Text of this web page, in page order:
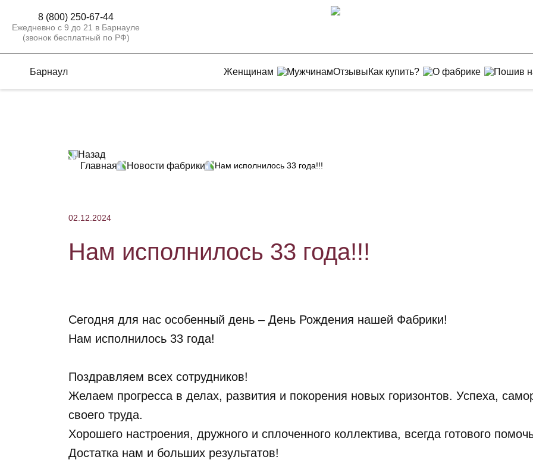
8 (800) 250-67-44
Ежедневно с 9 до 21 в Барнауле
(звонок бесплатный по РФ)
Барнаул Женщинам МужчинамОтзывыКак купить? О фабрике Пошив
Назад
Главная
Новости фабрики Нам исполнилось 33 года!!!
02.12.2024
Нам исполнилось 33 года!!!
Сегодня для нас особенный день – День Рождения нашей Фабрики!
Нам исполнилось 33 года!
Поздравляем всех сотрудников!
Желаем прогресса в делах, развития и покорения новых горизонтов. Успеха,
своего труда.
Хорошего настроения, дружного и сплоченного коллектива, всегда готового
Достатка нам и больших результатов!